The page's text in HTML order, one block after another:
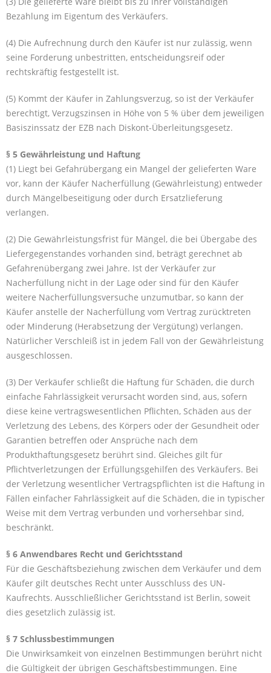
Bezahlung im Eigentum des Verkäufers.
(4) Die Aufrechnung durch den Käufer ist nur zulässig, wenn
seine Forderung unbestritten, entscheidungsreif oder
rechtskräftig festgestellt ist.
(5) Kommt der Käufer in Zahlungsverzug, so ist der Verkäufer
berechtigt, Verzugszinsen in Höhe von 5 % über dem jeweiligen
Basiszinssatz der EZB nach Diskont-Überleitungsgesetz.
§ 5 Gewährleistung und Haftung
(1) Liegt bei Gefahrübergang ein Mangel der gelieferten Ware
vor, kann der Käufer Nacherfüllung (Gewährleistung) entweder
durch Mängelbeseitigung oder durch Ersatzlieferung
verlangen.
(2) Die Gewährleistungsfrist für Mängel, die bei Übergabe des
Liefergegenstandes vorhanden sind, beträgt gerechnet ab
Gefahrenübergang zwei Jahre. Ist der Verkäufer zur
Nacherfüllung nicht in der Lage oder sind für den Käufer
weitere Nacherfüllungsversuche unzumutbar, so kann der
Käufer anstelle der Nacherfüllung vom Vertrag zurücktreten
oder Minderung (Herabsetzung der Vergütung) verlangen.
Natürlicher Verschleiß ist in jedem Fall von der Gewährleistung
ausgeschlossen.
(3) Der Verkäufer schließt die Haftung für Schäden, die durch
einfache Fahrlässigkeit verursacht worden sind, aus, sofern
diese keine vertragswesentlichen Pflichten, Schäden aus der
Verletzung des Lebens, des Körpers oder der Gesundheit oder
Garantien betreffen oder Ansprüche nach dem
Produkthaftungsgesetz berührt sind. Gleiches gilt für
Pflichtverletzungen der Erfüllungsgehilfen des Verkäufers. Bei
der Verletzung wesentlicher Vertragspflichten ist die Haftung in
Fällen einfacher Fahrlässigkeit auf die Schäden, die in typischer
Weise mit dem Vertrag verbunden und vorhersehbar sind,
beschränkt.
§ 6 Anwendbares Recht und Gerichtsstand
Für die Geschäftsbeziehung zwischen dem Verkäufer und dem
Käufer gilt deutsches Recht unter Ausschluss des UN-
Kaufrechts. Ausschließlicher Gerichtsstand ist Berlin, soweit
dies gesetzlich zulässig ist.
§ 7 Schlussbestimmungen
Die Unwirksamkeit von einzelnen Bestimmungen berührt nicht
die Gültigkeit der übrigen Geschäftsbestimmungen. Eine